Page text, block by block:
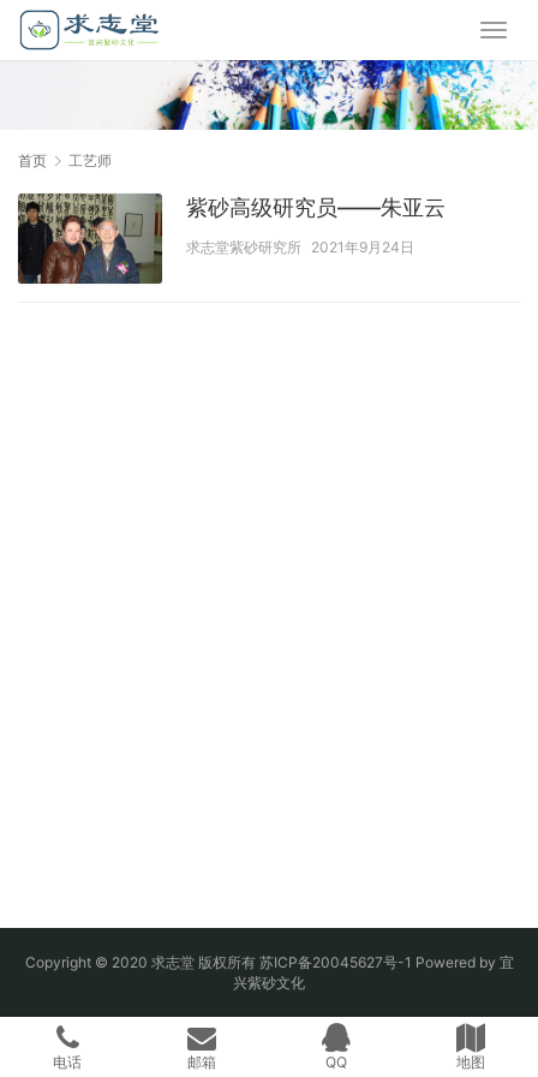
首页 工艺师
紫砂高级研究员——朱亚云
求志堂紫砂研究所 2021年9月24日
Copyright © 2020 求志堂 版权所有 苏ICP备20045627号-1 Powered by 宜
兴紫砂文化
电话 邮箱 QQ 地图